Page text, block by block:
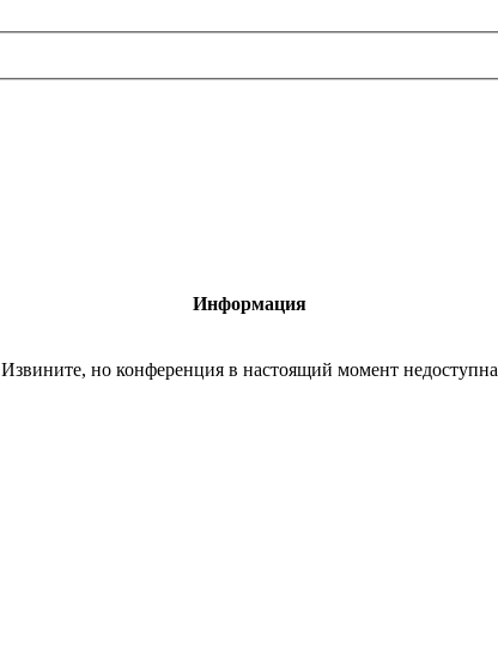
Информация
Извините, но конференция в настоящий момент недоступна